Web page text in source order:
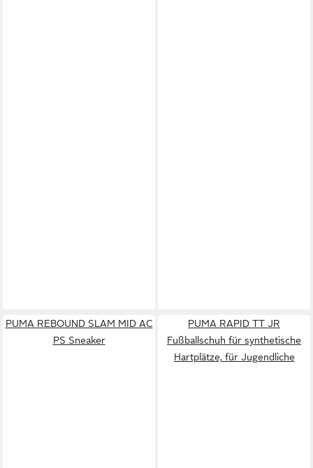
PUMA REBOUND SLAM MID AC
PS Sneaker
PUMA RAPID TT JR
Fußballschuh für synthetische
Hartplätze, für Jugendliche